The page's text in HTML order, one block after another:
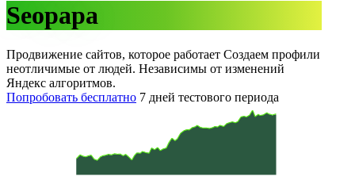
Seopapa
Продвижение сайтов, которое работает Создаем профили
неотличимые от людей. Независимы от изменений
Яндекс алгоритмов.
Попробовать бесплатно 7 дней тестового периода